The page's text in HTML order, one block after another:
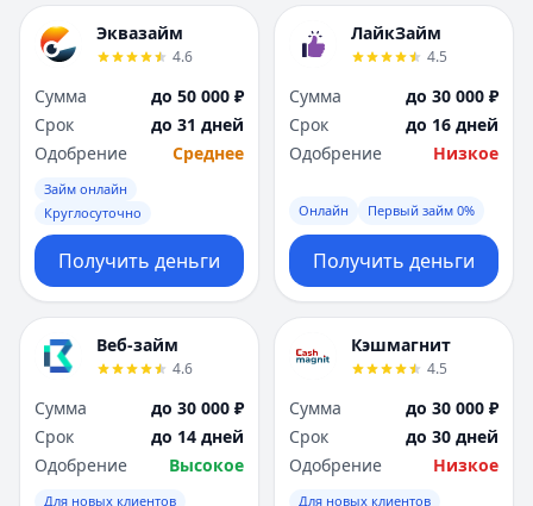
Эквазайм
4.6
Сумма
до 50 000 ₽
Срок
до 31 дней
Одобрение
Среднее
Займ онлайн
Круглосуточно
Получить деньги
ЛайкЗайм
4.5
Сумма
до 30 000 ₽
Срок
до 16 дней
Одобрение
Низкое
Онлайн Первый займ 0%
Получить деньги
Веб-займ
4.6
Сумма
до 30 000 ₽
Срок
до 14 дней
Одобрение
Высокое
Для новых клиентов
Кэшмагнит
4.5
Сумма
до 30 000 ₽
Срок
до 30 дней
Одобрение
Низкое
Для новых клиентов